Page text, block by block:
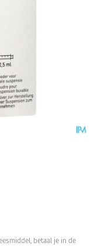
betaal je in de